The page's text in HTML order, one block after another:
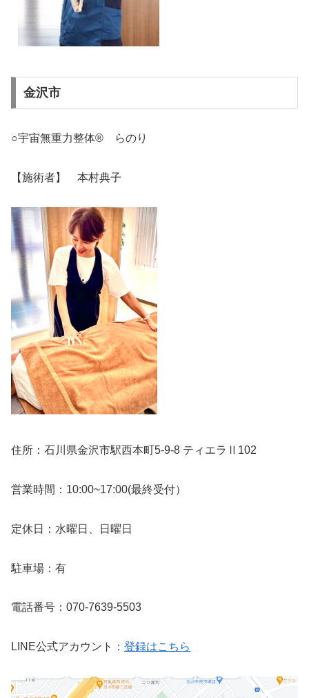
金沢市
○宇宙無重力整体® らのり
【施術者】 本村典子
住所：石川県金沢市駅西本町5-9-8 ティエラⅡ102
営業時間：10:00~17:00(最終受付）
定休日：水曜日、日曜日
駐車場：有
電話番号：070-7639-5503
LINE公式アカウント： 登録はこちら